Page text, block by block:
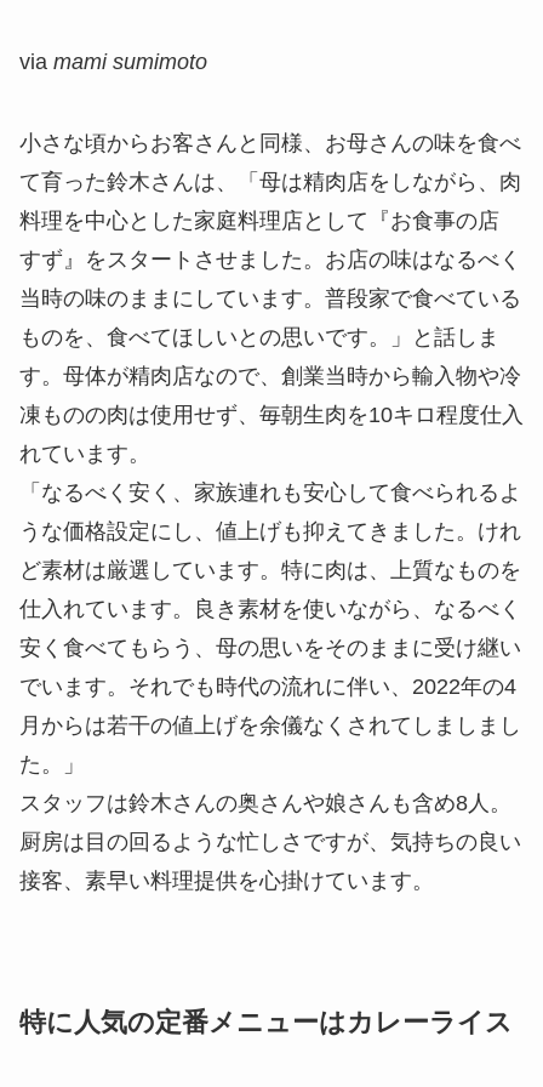
via mami sumimoto
小さな頃からお客さんと同様、お母さんの味を食べ
て育った鈴木さんは、「母は精肉店をしながら、肉
料理を中心とした家庭料理店として『お食事の店
すず』をスタートさせました。お店の味はなるべく
当時の味のままにしています。普段家で食べている
ものを、食べてほしいとの思いです。」と話しま
す。母体が精肉店なので、創業当時から輸入物や冷
凍ものの肉は使用せず、毎朝生肉を10キロ程度仕入
れています。
「なるべく安く、家族連れも安心して食べられるよ
うな価格設定にし、値上げも抑えてきました。けれ
ど素材は厳選しています。特に肉は、上質なものを
仕入れています。良き素材を使いながら、なるべく
安く食べてもらう、母の思いをそのままに受け継い
でいます。それでも時代の流れに伴い、2022年の4
月からは若干の値上げを余儀なくされてしましまし
た。」
スタッフは鈴木さんの奥さんや娘さんも含め8人。
厨房は目の回るような忙しさですが、気持ちの良い
接客、素早い料理提供を心掛けています。
特に人気の定番メニューはカレーライス